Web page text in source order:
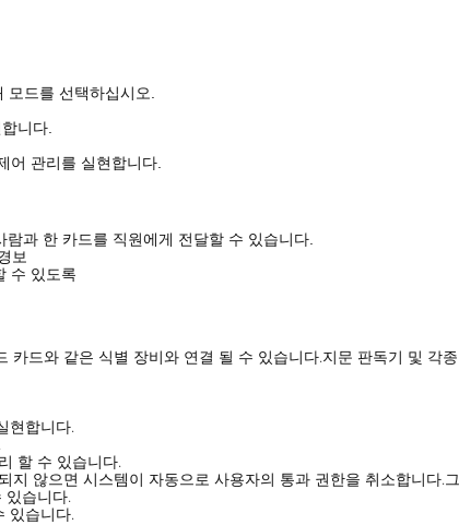
드를 선택하십시오.
니다.
어 관리를 실현합니다.
과 한 카드를 직원에게 전달할 수 있습니다.
보
수 있도록
드와 같은 식별 장비와 연결 될 수 있습니다.지문 판독기 및 각
현합니다.
할 수 있습니다.
않으면 시스템이 자동으로 사용자의 통과 권한을 취소합니다.
있습니다.
있습니다.